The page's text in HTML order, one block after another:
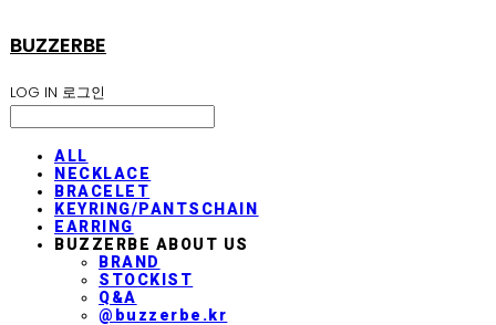
BUZZERBE
LOG IN 로그인
ALL
NECKLACE
BRACELET
KEYRING/PANTSCHAIN
EARRING
BUZZERBE ABOUT US
BRAND
STOCKIST
Q&A
@buzzerbe.kr